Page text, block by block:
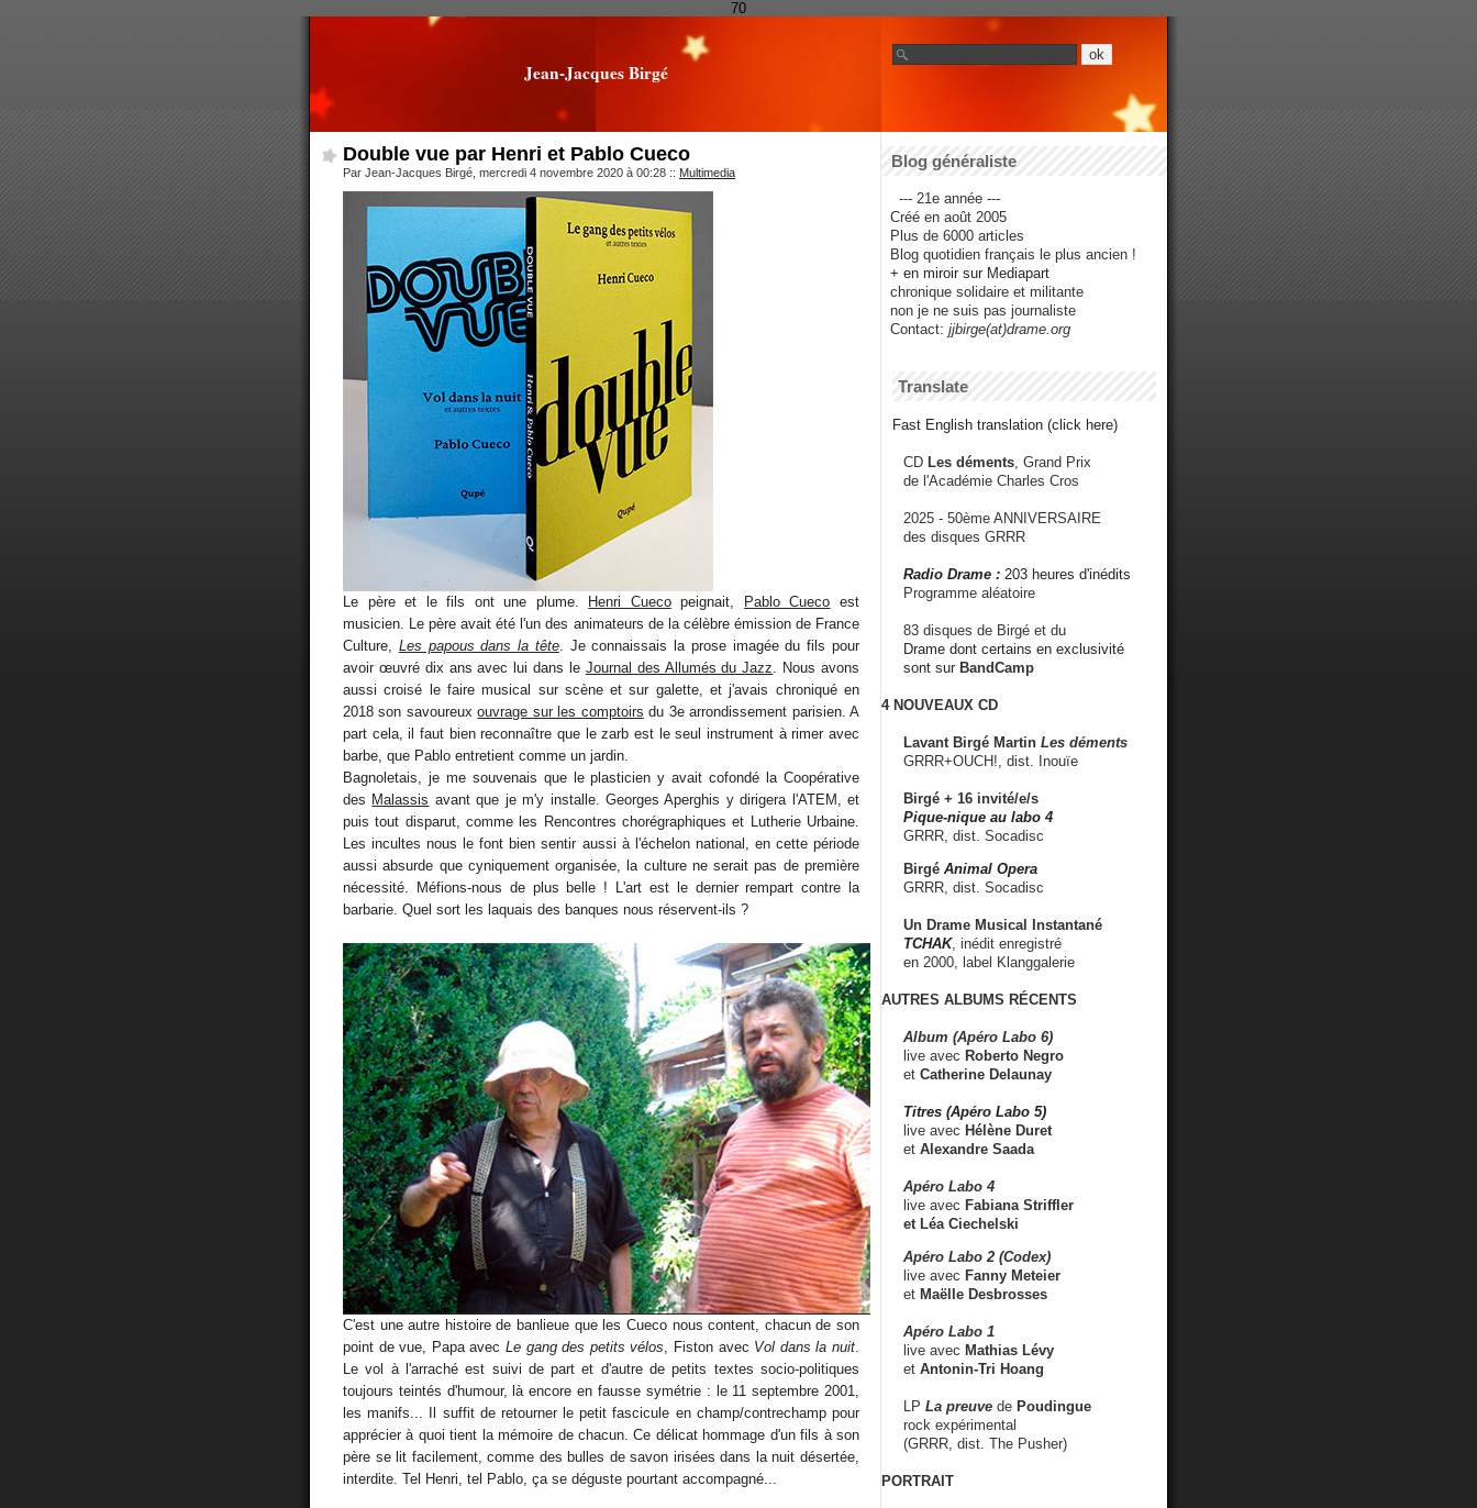
70
Jean-Jacques Birgé
Double vue par Henri et Pablo Cueco
Par Jean-Jacques Birgé, mercredi 4 novembre 2020 à 00:28 :: Multimedia
Le père et le fils ont une plume. Henri Cuecopeignait, Pablo Cueco est
musicien. Le père avait été l'un des animateurs de la célèbre émission de France
Culture, Les papous dans la tête. Je connaissais la prose imagée du fils pour
avoir œuvré dix ans avec lui dans le Journal des Allumés du Jazz . Nous avons
aussi croisé le faire musical sur scène et sur galette, et j'avais chroniqué en
2018 son savoureuxouvrage sur les comptoirs du 3e arrondissement parisien. A
part cela, il faut bien reconnaître que le zarb est le seul instrument à rimer avec
barbe, que Pablo entretient comme un jardin.
Bagnoletais, je me souvenais que le plasticien y avait cofondé la Coopérative
des Malassis avant que je m'y installe. Georges Aperghis y dirigera l'ATEM, et
puis tout disparut, comme les Rencontres chorégraphiques et Lutherie Urbaine.
Les incultes nous le font bien sentir aussi à l'échelon national, en cette période
aussi absurde que cyniquement organisée, la culture ne serait pas de première
nécessité. Méfions-nous de plus belle ! L'art est le dernier rempart contre la
barbarie. Quel sort les laquais des banques nous réservent-ils ?
C'est une autre histoire de banlieue que les Cueco nous content, chacun de son
point de vue, Papa avec Le gang des petits vélos , Fiston avec Vol dans la nuit
Le vol à l'arraché est suivi de part et d'autre de petits textes socio-politiques
toujours teintés d'humour, là encore en fausse symétrie : le 11 septembre 2001,
les manifs... Il suffit de retourner le petit fascicule en champ/contrechamp pour
apprécier à quoi tient la mémoire de chacun. Ce délicat hommage d'un fils à son
père se lit facilement, comme des bulles de savon irisées dans la nuit désertée,
interdite. Tel Henri, tel Pablo, ça se déguste pourtant accompagné...
Blog généraliste
--- 21e année ---
Créé en août 2005
Plus de 6000 articles
Blog quotidien français le plus ancien !
+ en miroir sur Mediapart
chronique solidaire et militante
non je ne suis pas journaliste
Contact: jjbirge(at)drame.org
Translate
Fast English translation (click here)
CD Les déments , Grand Prix
de l'Académie Charles Cros
2025 - 50ème ANNIVERSAIRE
des disques GRRR
Radio Drame : 203 heures d'inédits
Programme aléatoire
83 disques de Birgé et du
Drame dont certains en exclusivité
sont sur BandCamp
4 NOUVEAUX CD
Lavant Birgé Martin Les déments
GRRR+OUCH!, dist. Inouïe
Birgé + 16 invité/e/s
Pique-nique au labo 4
GRRR, dist. Socadisc
Birgé Animal Opera
GRRR, dist. Socadisc
Un Drame Musical Instantané
TCHAK, inédit enregistré
en 2000, label Klanggalerie
AUTRES ALBUMS RÉCENTS
Album (Apéro Labo 6)
live avec Roberto Negro
et Catherine Delaunay
Titres (Apéro Labo 5)
live avec Hélène Duret
et Alexandre Saada
Apéro Labo 4
live avec Fabiana Striffler
et Léa Ciechelski
Apéro Labo 2 (Codex)
live avec Fanny Meteier
et Maëlle Desbrosses
Apéro Labo 1
live avec Mathias Lévy
et Antonin-Tri Hoang
LP La preuve de Poudingue
rock expérimental
(GRRR, dist. The Pusher)
PORTRAIT